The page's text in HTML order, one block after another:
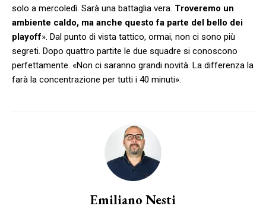
solo a mercoledì. Sarà una battaglia vera. Troveremo un
ambiente caldo, ma anche questo fa parte del bello dei
playoff». Dal punto di vista tattico, ormai, non ci sono più
segreti. Dopo quattro partite le due squadre si conoscono
perfettamente. «Non ci saranno grandi novità. La differenza la
farà la concentrazione per tutti i 40 minuti».
Emiliano Nesti